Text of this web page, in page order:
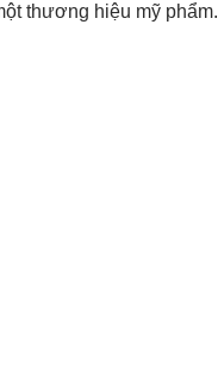
thương hiệu mỹ phẩm.